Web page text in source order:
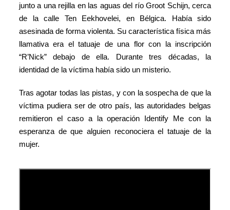
junto a una rejilla en las aguas del río Groot Schijn, cerca
de la calle Ten Eekhovelei, en Bélgica. Había sido
asesinada de forma violenta. Su característica física más
llamativa era el tatuaje de una flor con la inscripción
“R’Nick” debajo de ella. Durante tres décadas, la
identidad de la v­íctima había sido un misterio.
Tras agotar todas las pistas, y con la sospecha de que la
víctima pudiera ser de otro país, las autoridades belgas
remitieron el caso a la operación Identify Me con la
esperanza de que alguien reconociera el tatuaje de la
mujer.